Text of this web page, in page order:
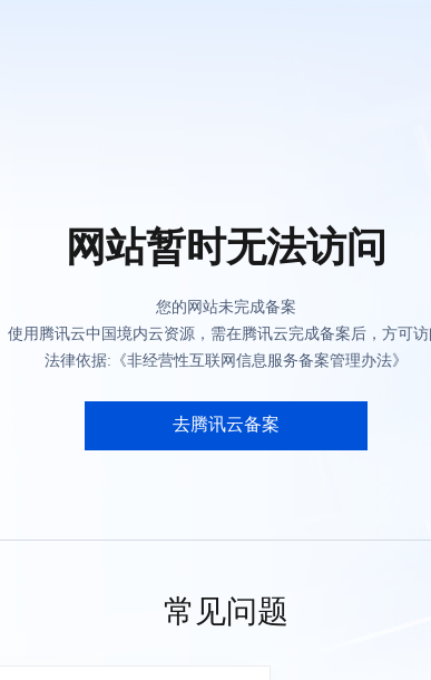
网站暂时无法访问
您的网站未完成备案
使用腾讯云中国境内云资源，需在腾讯云完成备案后，方可
法律依据:《非经营性互联网信息服务备案管理办法》
去腾讯云备案
常见问题